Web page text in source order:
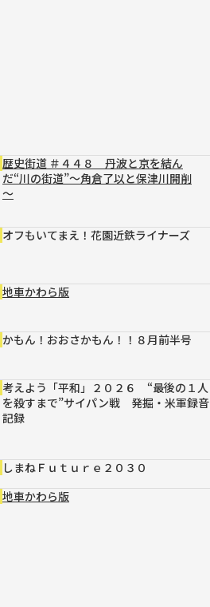
歴史街道 ＃４４８ 丹波と京を結ん
だ“川の街道”～角倉了以と保津川開削
～
オフもいてまえ！花園近鉄ライナーズ
地車かわら版
かもん！おおさかもん！！８月前半号
考えよう「平和」２０２６ “最後の１人
を殺すまで”サイパン戦 発掘・米軍録音
記録
しまねＦｕｔｕｒｅ２０３０
地車かわら版